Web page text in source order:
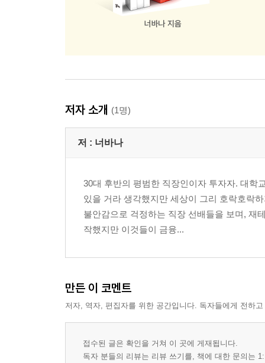
05 걱정 없는 임차인 관리 노하우
하나, 임차인 관리에 대한 과도한 공포심을 버려
06 알아두면 유용한 현장조사의 기술
원하는가 | 후기_투자를 통해 내가 얻은 것
07 내 집 마련에 대한 고민 상담
에필로그 나는 부동산과 맞벌이하는 월급쟁이다
부록 01 10년 안에 집 30채 마련하는 투자법
02 1,000만 원으로 할 수 있는 투자처 찾는 법
저자 소개 (1명)
저 : 너바나
30대 후반의 평범한 직장인이자 투자자. 대학
있을 거라 생각했지만 세상이 그리 호락호락
불안감으로 걱정하는 직장 선배들을 보며, 재
작했지만 이것들이 금융...
만든 이 코멘트
저자, 역자, 편집자를 위한 공간입니다. 독자들에게 전하
접수된 글은 확인을 거쳐 이 곳에 게재됩니다.
독자 분들의 리뷰는 리뷰 쓰기를, 책에 대한 문의는